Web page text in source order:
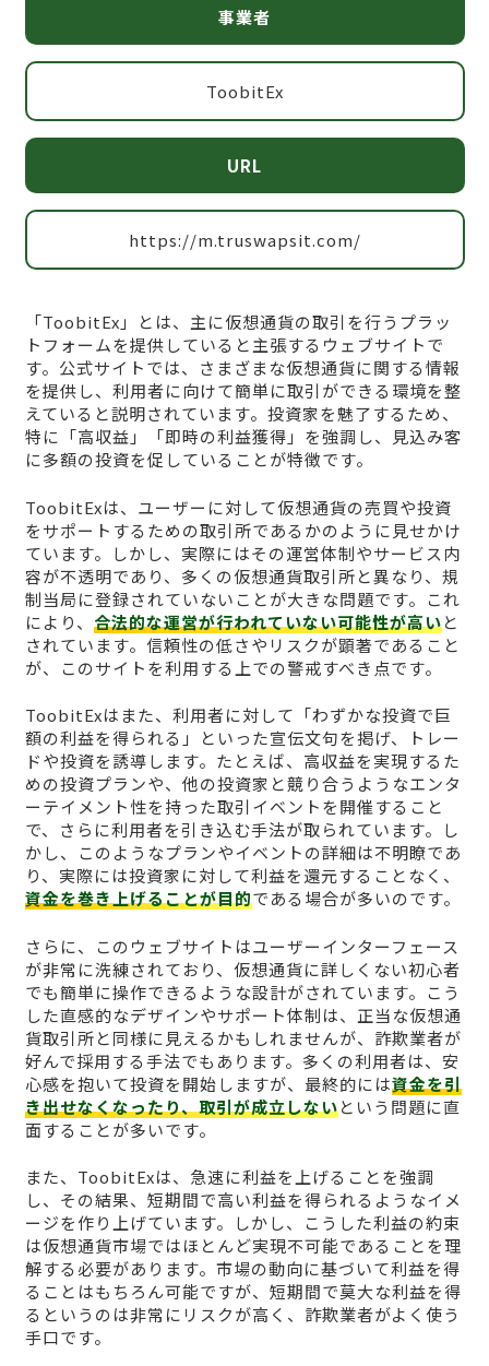
事業者
ToobitEx
URL
https://m.truswapsit.com/
「ToobitEx」とは、主に仮想通貨の取引を行うプラッ
トフォームを提供していると主張するウェブサイトで
す。公式サイトでは、さまざまな仮想通貨に関する情報
を提供し、利用者に向けて簡単に取引ができる環境を整
えていると説明されています。投資家を魅了するため、
特に「高収益」「即時の利益獲得」を強調し、見込み客
に多額の投資を促していることが特徴です。
ToobitExは、ユーザーに対して仮想通貨の売買や投資
をサポートするための取引所であるかのように見せかけ
ています。しかし、実際にはその運営体制やサービス内
容が不透明であり、多くの仮想通貨取引所と異なり、規
制当局に登録されていないことが大きな問題です。これ
により、 合法的な運営が行われていない可能性が高いと
されています。信頼性の低さやリスクが顕著であること
が、このサイトを利用する上での警戒すべき点です。
ToobitExはまた、利用者に対して「わずかな投資で巨
額の利益を得られる」といった宣伝文句を掲げ、トレー
ドや投資を誘導します。たとえば、高収益を実現するた
めの投資プランや、他の投資家と競り合うようなエンタ
ーテイメント性を持った取引イベントを開催すること
で、さらに利用者を引き込む手法が取られています。し
かし、このようなプランやイベントの詳細は不明瞭であ
り、実際には投資家に対して利益を還元することなく、
資金を巻き上げることが目的である場合が多いのです。
さらに、このウェブサイトはユーザーインターフェース
が非常に洗練されており、仮想通貨に詳しくない初心者
でも簡単に操作できるような設計がされています。こう
した直感的なデザインやサポート体制は、正当な仮想通
貨取引所と同様に見えるかもしれませんが、詐欺業者が
好んで採用する手法でもあります。多くの利用者は、安
心感を抱いて投資を開始しますが、最終的には資金を引
き出せなくなったり、取引が成立しないという問題に直
面することが多いです。
また、ToobitExは、急速に利益を上げることを強調
し、その結果、短期間で高い利益を得られるようなイメ
ージを作り上げています。しかし、こうした利益の約束
は仮想通貨市場ではほとんど実現不可能であることを理
解する必要があります。市場の動向に基づいて利益を得
ることはもちろん可能ですが、短期間で莫大な利益を得
るというのは非常にリスクが高く、詐欺業者がよく使う
手口です。